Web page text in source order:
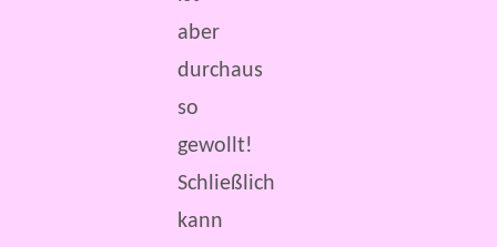
aber
durchaus
so
gewollt!
Schließlich
kann